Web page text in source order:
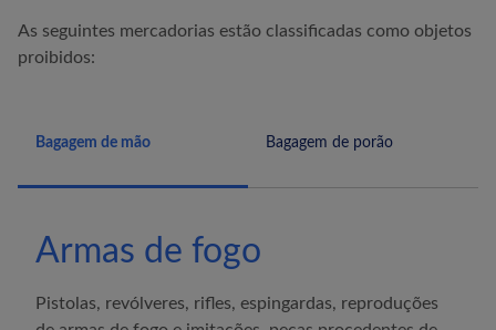
As seguintes mercadorias estão classificadas como objetos
proibidos:
Bagagem de mão Bagagem de porão
Armas de fogo
Pistolas, revólveres, rifles, espingardas, reproduções